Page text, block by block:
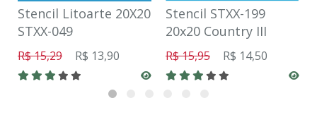
Stencil Litoarte 20X20
STXX-049
R$ 15,29 R$ 13,90
Stencil STXX-199
20x20 Country III
R$ 15,95 R$ 14,50